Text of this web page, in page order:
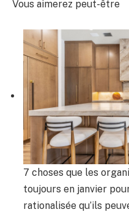
Vous aimerez peut-être
7 choses que les
toujours en janvier
rationalisée qu’ils